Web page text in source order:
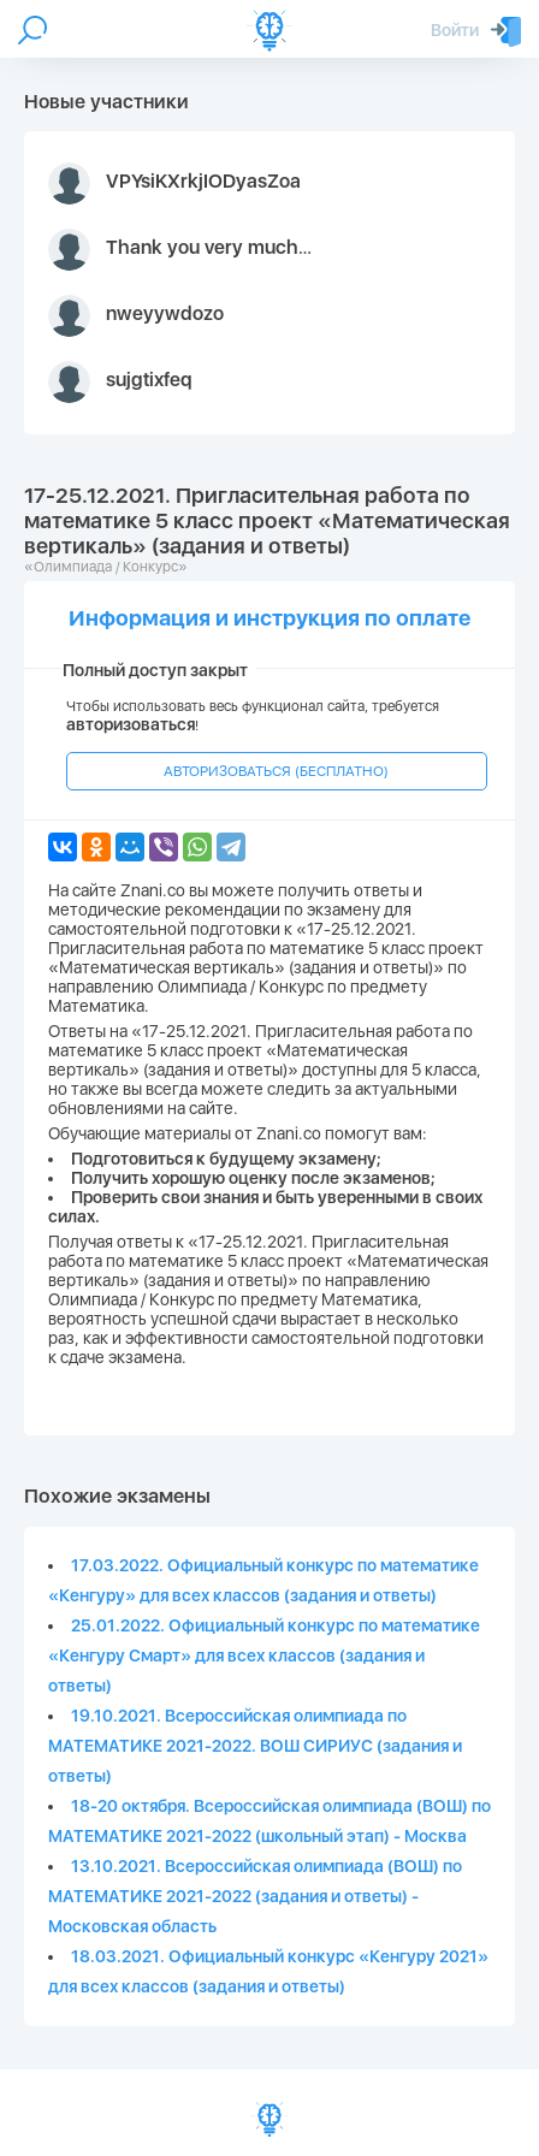
Войти
Новые участники
VPYsiKXrkjIODyasZoa
Thank you very much for your inquiry We appreciate you 9126052 https://youtube.com faceapple !
nweyywdozo
sujgtixfeq
17-25.12.2021. Пригласительная работа по
математике 5 класс проект «Математическая
вертикаль» (задания и ответы)
«Олимпиада / Конкурс»
Информация и инструкция по оплате
Полный доступ закрыт
Чтобы использовать весь функционал сайта, требуется
авторизоваться!
АВТОРИЗОВАТЬСЯ (БЕСПЛАТНО)
На сайте Znani.co вы можете получить ответы и
методические рекомендации по экзамену для
самостоятельной подготовки к «17-25.12.2021.
Пригласительная работа по математике 5 класс проект
«Математическая вертикаль» (задания и ответы)» по
направлению Олимпиада / Конкурс по предмету
Математика.
Ответы на «17-25.12.2021. Пригласительная работа по
математике 5 класс проект «Математическая
вертикаль» (задания и ответы)» доступны для 5 класса,
но также вы всегда можете следить за актуальными
обновлениями на сайте.
Обучающие материалы от Znani.co помогут вам:
Подготовиться к будущему экзамену;
Получить хорошую оценку после экзаменов;
Проверить свои знания и быть уверенными в своих
силах.
Получая ответы к «17-25.12.2021. Пригласительная
работа по математике 5 класс проект «Математическая
вертикаль» (задания и ответы)» по направлению
Олимпиада / Конкурс по предмету Математика,
вероятность успешной сдачи вырастает в несколько
раз, как и эффективности самостоятельной подготовки
к сдаче экзамена.
Похожие экзамены
17.03.2022. Официальный конкурс по математике
«Кенгуру» для всех классов (задания и ответы)
25.01.2022. Официальный конкурс по математике
«Кенгуру Смарт» для всех классов (задания и
ответы)
19.10.2021. Всероссийская олимпиада по
МАТЕМАТИКЕ 2021-2022. ВОШ СИРИУС (задания и
ответы)
18-20 октября. Всероссийская олимпиада (ВОШ) по
МАТЕМАТИКЕ 2021-2022 (школьный этап) - Москва
13.10.2021. Всероссийская олимпиада (ВОШ) по
МАТЕМАТИКЕ 2021-2022 (задания и ответы) -
Московская область
18.03.2021. Официальный конкурс «Кенгуру 2021»
для всех классов (задания и ответы)